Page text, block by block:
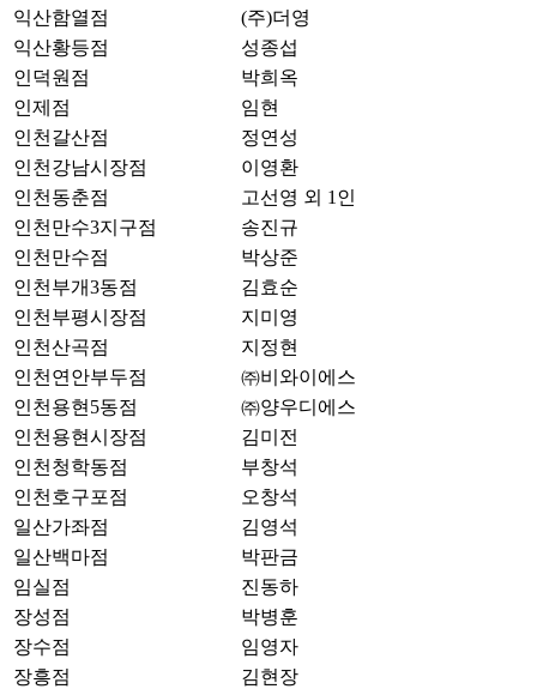
익산함열점
(주)더영
익산황등점
성종섭
인덕원점
박희옥
인제점
임현
인천갈산점
정연성
인천강남시장점
이영환
인천동춘점
고선영 외 1인
인천만수3지구점
송진규
인천만수점
박상준
인천부개3동점
김효순
인천부평시장점
지미영
인천산곡점
지정현
인천연안부두점
㈜비와이에스
인천용현5동점
㈜양우디에스
인천용현시장점
김미전
인천청학동점
부창석
인천호구포점
오창석
일산가좌점
김영석
일산백마점
박판금
임실점
진동하
장성점
박병훈
장수점
임영자
장흥점
김현장